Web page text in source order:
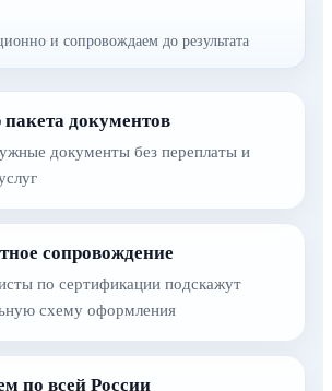
и сопровождаем до результата
документов
документы без переплаты и
сопровождение
по сертификации подскажут
схему оформления
по всей России